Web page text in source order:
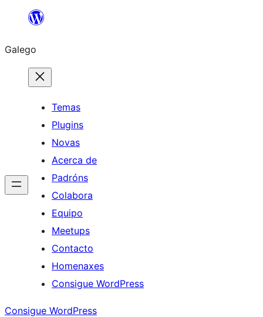
Saltar
contido
Galego
Temas
Plugins
Novas
Acerca de
Padróns
Colabora
Equipo
Meetups
Contacto
Homenaxes
Consigue WordPress
Consigue WordPress